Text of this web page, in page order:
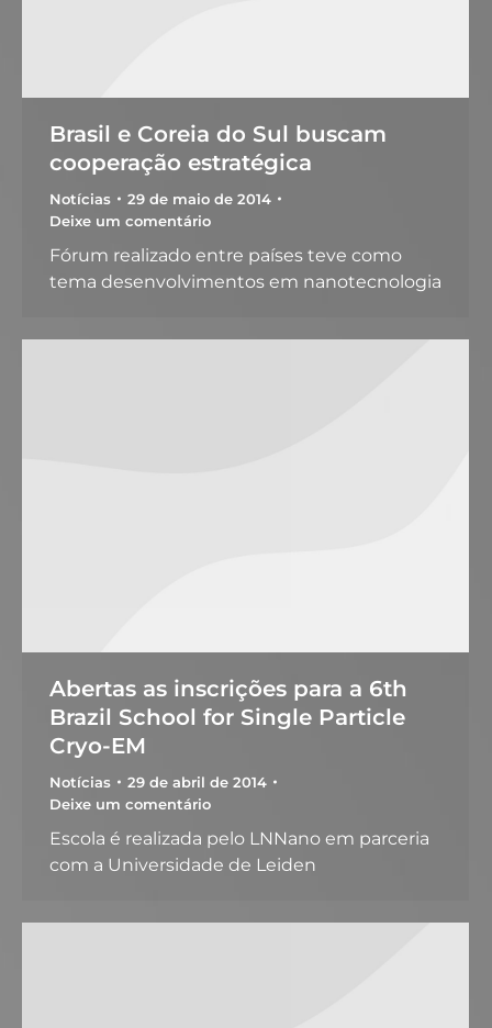
Brasil e Coreia do Sul buscam
cooperação estratégica
Notícias
29 de maio de 2014
Deixe um comentário
Fórum realizado entre países teve como
tema desenvolvimentos em nanotecnologia
Abertas as inscrições para a 6th
Brazil School for Single Particle
Cryo-EM
Notícias
29 de abril de 2014
Deixe um comentário
Escola é realizada pelo LNNano em parceria
com a Universidade de Leiden